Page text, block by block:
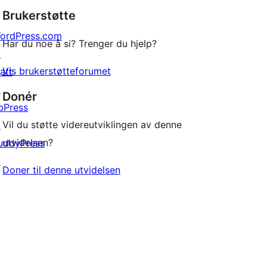
reviews
Brukerstøtte
Har du noe å si? Trenger du hjelp?
Vis brukerstøtteforumet
Donér
Vil du støtte videreutviklingen av denne
utvidelsen?
Doner til denne utvidelsen